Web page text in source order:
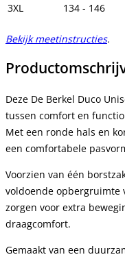
3XL
134 - 146
Bekijk meetinstructies.
Deze De Berkel Duco
tussen comfort en
Met een ronde hals en
een comfortabele
Voorzien van één
voldoende opbergruimte
zorgen voor extra
draagcomfort.
Gemaakt van een